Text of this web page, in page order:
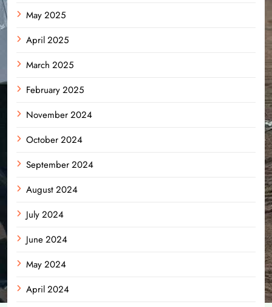
May 2025
April 2025
March 2025
February 2025
November 2024
October 2024
September 2024
August 2024
July 2024
June 2024
May 2024
April 2024